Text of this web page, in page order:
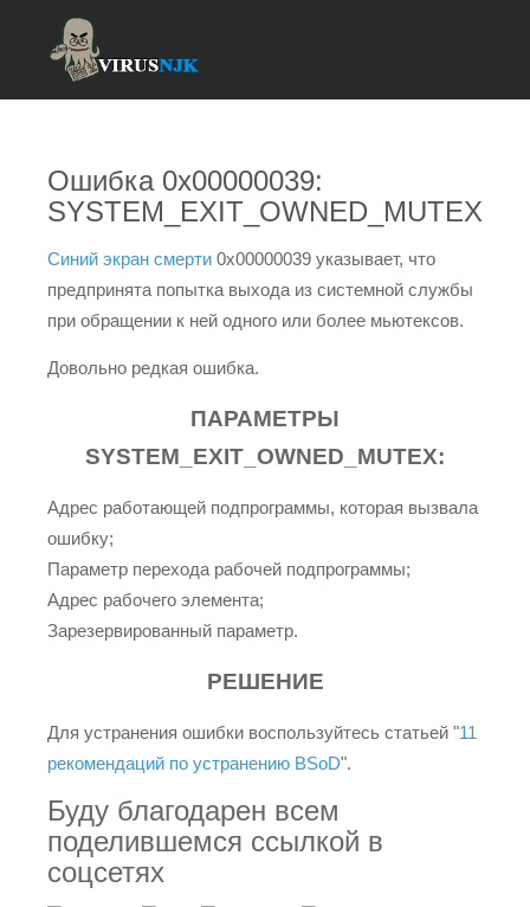
Ошибка 0x00000039:
SYSTEM_EXIT_OWNED_MUTEX
Синий экран смерти 0x00000039 указывает, что
предпринята попытка выхода из системной службы
при обращении к ней одного или более мьютексов.
Довольно редкая ошибка.
ПАРАМЕТРЫ
SYSTEM_EXIT_OWNED_MUTEX:
Адрес работающей подпрограммы, которая вызвала
ошибку;
Параметр перехода рабочей подпрограммы;
Адрес рабочего элемента;
Зарезервированный параметр.
РЕШЕНИЕ
Для устранения ошибки воспользуйтесь статьей "11
рекомендаций по устранению BSoD".
Буду благодарен всем
поделившемся ссылкой в
соцсетях